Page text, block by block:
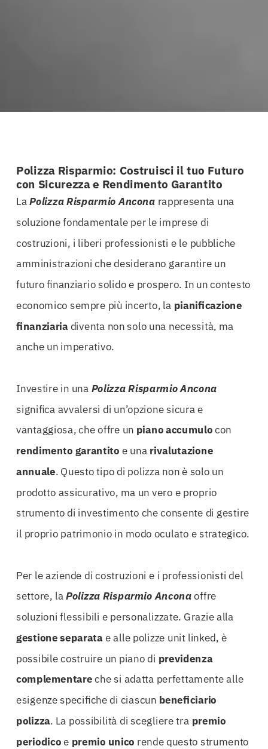
Polizza Risparmio: Costruisci il tuo Futuro
con Sicurezza e Rendimento Garantito
LaPolizza Risparmio Ancona rappresenta una
soluzione fondamentale per le imprese di
costruzioni, i liberi professionisti e le pubbliche
amministrazioni che desiderano garantire un
futuro finanziario solido e prospero. In un contesto
economico sempre più incerto, la pianificazione
finanziariadiventa non solo una necessità, ma
anche un imperativo.
Investire in una Polizza Risparmio Ancona
significa avvalersi di un’opzione sicura e
vantaggiosa, che offre un piano accumulocon
rendimento garantito e una rivalutazione
annuale. Questo tipo di polizza non è solo un
prodotto assicurativo, ma un vero e proprio
strumento di investimento che consente di gestire
il proprio patrimonio in modo oculato e strategico.
Per le aziende di costruzioni e i professionisti del
settore, laPolizza Risparmio Anconaoffre
soluzioni flessibili e personalizzate. Grazie alla
gestione separatae alle polizze unit linked, è
possibile costruire un piano di previdenza
complementareche si adatta perfettamente alle
esigenze specifiche di ciascun beneficiario
polizza. La possibilità di scegliere tra premio
periodicoe premio unico rende questo strumento